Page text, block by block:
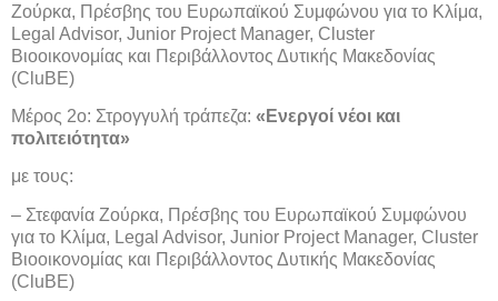
Ζούρκα, Πρέσβης του Ευρωπαϊκού Συμφώνου για το Κλίμα,
Legal Advisor, Junior Project Manager, Cluster
Bιοοικονομίας και Περιβάλλοντος Δυτικής Μακεδονίας
(CluBE)
Μέρος 2ο: Στρογγυλή τράπεζα: «Ενεργοί νέοι και
πολιτειότητα»
με τους:
– Στεφανία Ζούρκα, Πρέσβης του Ευρωπαϊκού Συμφώνου
για το Κλίμα, Legal Advisor, Junior Project Manager, Cluster
Bιοοικονομίας και Περιβάλλοντος Δυτικής Μακεδονίας
(CluBE)